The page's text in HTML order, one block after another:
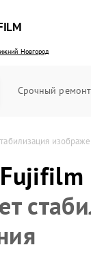
Новгород
Срочный ремонт
Fujifilm